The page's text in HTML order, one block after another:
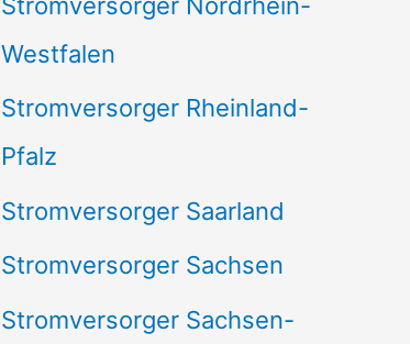
Westfalen
Stromversorger Rheinland-
Pfalz
Stromversorger Saarland
Stromversorger Sachsen
Stromversorger Sachsen-